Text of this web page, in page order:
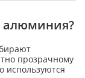
алюминия?
прозрачному
используются